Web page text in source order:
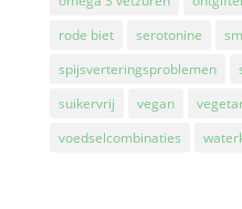
rode biet
serotonine
spijsverteringsproblemen
suikervrij
vegan
voedselcombinaties